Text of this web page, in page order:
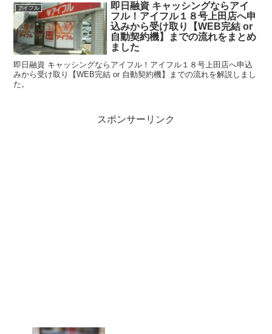
アイフル
即日融資 キャッシングならアイ
フル！アイフル１８号上田店へ申
込みから受け取り【WEB完結 or
自動契約機】までの流れをまとめ
ました
即日融資 キャッシングならアイフル！アイフル１８号上田店へ申込
みから受け取り【WEB完結 or 自動契約機】までの流れを解説しまし
た。
スポンサーリンク